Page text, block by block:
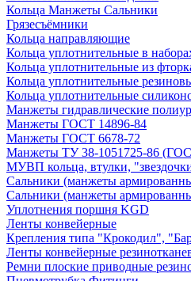
Кольца Манжеты Сальники
Грязесъёмники
Кольца направляющие
Кольца уплотнительные в
Кольца уплотнительные из
Кольца уплотнительные
Кольца уплотнительные
Манжеты гидравлические
Манжеты ГОСТ 14896-84
Манжеты ГОСТ 6678-72
Манжеты ТУ 38-1051725-86
МУВП кольца, втулки,
Сальники (манжеты
Сальники (манжеты
Уплотнения поршня KGD
Ленты конвейерные
Крепления типа "Крокодил",
Ленты конвейерные
Ремни плоские приводные